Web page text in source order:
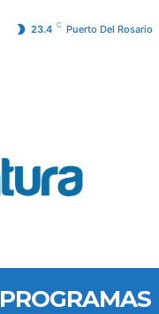
23.4 C Puerto Del Rosario
PROGRAMAS